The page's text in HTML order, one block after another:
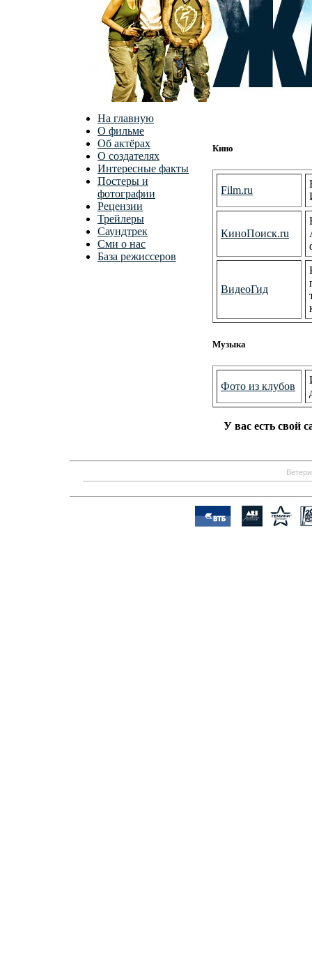
На главную
О фильме
Об актёрах
О создателях
Интересные факты
Постеры и
фотографии
Рецензии
Трейлеры
Саундтрек
Сми о нас
База режиссеров
Кино
Film.ru
КиноПоиск.ru
ВидеоГид
Музыка
Фото из клубов
У вас есть свой